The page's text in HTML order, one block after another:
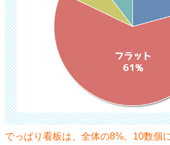
でっぱり看板は、全体の8%。10数個